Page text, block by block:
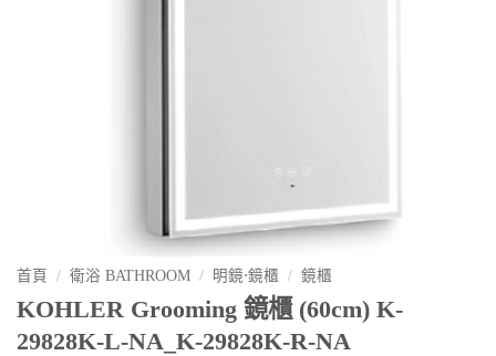
首頁 / 衛浴 BATHROOM / 明鏡⋅鏡櫃 / 鏡櫃
KOHLER Grooming 鏡櫃 (60cm) K-
29828K-L-NA_K-29828K-R-NA